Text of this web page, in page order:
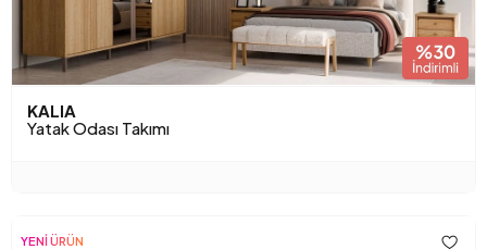
KALIA
Yatak Odası Takımı
YENİ ÜRÜN